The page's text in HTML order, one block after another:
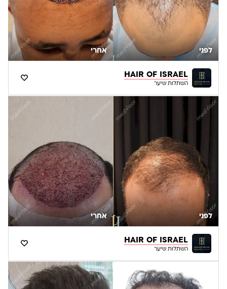
לפני אחרי
HAIR OF ISRAEL
השתלות שיער
לפני אחרי
HAIR OF ISRAEL
השתלות שיער